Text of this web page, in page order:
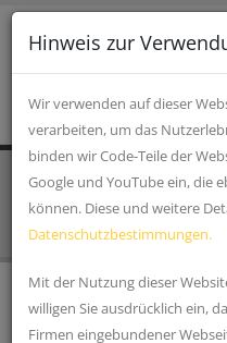
Hinweis zur
Wir verwenden auf dieser
verarbeiten, um das
binden wir Code-Teile der
Google und YouTube ein, die
können. Diese und weitere
Datenschutzbestimmungen.
Mit der Nutzung dieser
willigen Sie ausdrücklich ein,
Firmen eingebundener
STARTSEITE EINKAUFEN,
🎯 Alle Shops
PW
Was schätzen